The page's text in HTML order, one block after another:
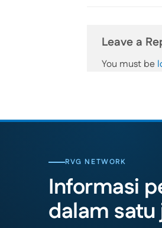
Leave a
You must be
RVG NETWORK
Informasi
dalam satu